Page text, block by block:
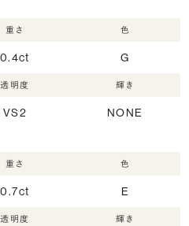
重さ
0.4ct
色
G
透明度
VS2
輝き
NONE
重さ
0.7ct
色
E
透明度 輝き